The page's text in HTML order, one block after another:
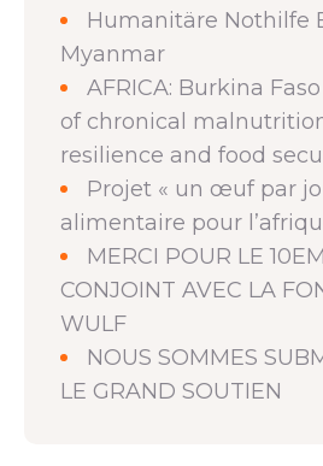
Humanitäre Nothilfe
Myanmar
AFRICA: Burkina
of chronical
resilience and food
Projet « un œuf par
alimentaire pour
MERCI POUR LE
CONJOINT AVEC LA
WULF
NOUS SOMMES
LE GRAND SOUTIEN